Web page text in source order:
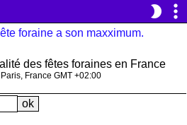
brightness_2 more_vert
des fêtes foraines en France
France GMT +02:00